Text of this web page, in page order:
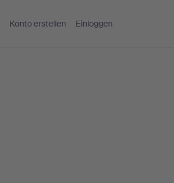
Konto erstellen Einloggen